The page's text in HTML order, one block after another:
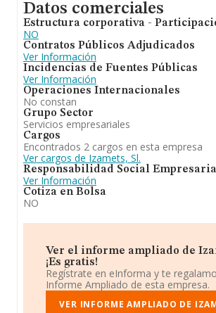
Datos comerciales
Estructura corporativa -
NO
Contratos Públicos Adjudicados
Ver Información
Incidencias de Fuentes Públicas
Ver Información
Operaciones Internacionales
No constan
Grupo Sector
Servicios empresariales
Cargos
Encontrados 2 cargos en esta empresa
Ver cargos de Izamets, Sl.
Responsabilidad Social
Ver Información
Cotiza en Bolsa
NO
Ver el informe ampliado de
¡Es gratis!
Regístrate en eInforma y te
Informe Ampliado de esta empresa.
VER INFORME AMPLIADO DE